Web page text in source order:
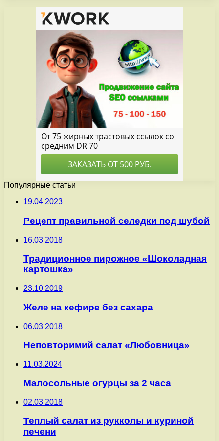
Популярные статьи
19.04.2023
Рецепт правильной селедки под шубой
16.03.2018
Традиционное пирожное «Шоколадная
картошка»
23.10.2019
Желе на кефире без сахара
06.03.2018
Неповторимий салат «Любовница»
11.03.2024
Малосольные огурцы за 2 часа
02.03.2018
Теплый салат из рукколы и куриной
печени